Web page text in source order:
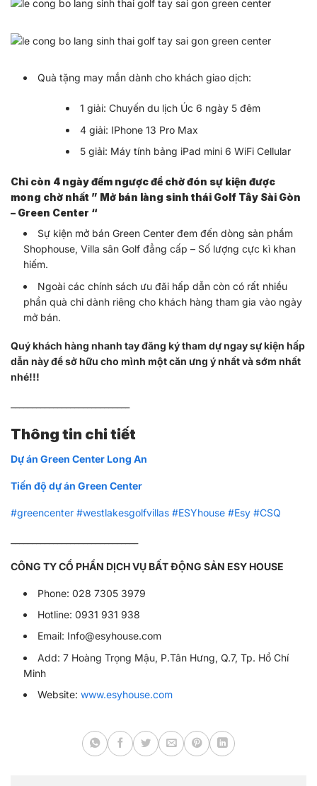
Quà tặng may mắn dành cho khách giao dịch:
1 giải: Chuyến du lịch Úc 6 ngày 5 đêm
4 giải: IPhone 13 Pro Max
5 giải: Máy tính bảng iPad mini 6 WiFi Cellular
Chỉ còn 4 ngày đếm ngược để chờ đón sự kiện được
mong chờ nhất ” Mở bán làng sinh thái Golf Tây Sài Gòn
– Green Center “
Sự kiện mở bán Green Center đem đến dòng sản phẩm
Shophouse, Villa sân Golf đẳng cấp – Số lượng cực kì khan
hiếm.
Ngoài các chính sách ưu đãi hấp dẫn còn có rất nhiều
phần quà chỉ dành riêng cho khách hàng tham gia vào ngày
mở bán.
Quý khách hàng nhanh tay đăng ký tham dự ngay sự kiện hấp
dẫn này để sở hữu cho mình một căn ưng ý nhất và sớm nhất
nhé!!!
Thông tin chi tiết
Dự án Green Center Long An
Tiến độ dự án Green Center
#greencenter #westlakesgolfvillas #ESYhouse #Esy #CSQ
CÔNG TY CỔ PHẦN DỊCH VỤ BẤT ĐỘNG SẢN ESY HOUSE
Phone: 028 7305 3979
Hotline: 0931 931 938
Email: Info@esyhouse.com
Add: 7 Hoàng Trọng Mậu, P.Tân Hưng, Q.7, Tp. Hồ Chí
Minh
Website:www.esyhouse.com